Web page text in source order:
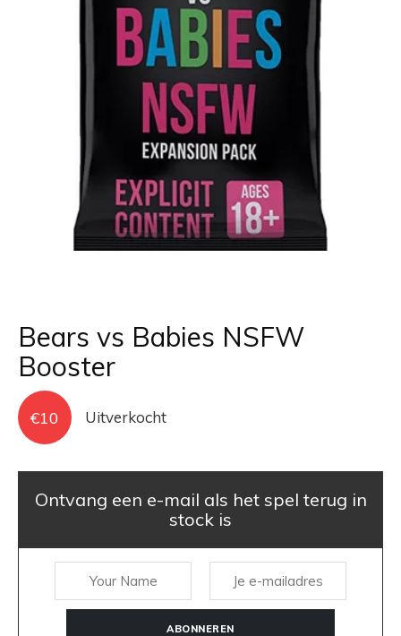
Bears vs Babies NSFW
Booster
€10 Uitverkocht
Ontvang een e-mail als het spel terug in
stock is
ABONNEREN